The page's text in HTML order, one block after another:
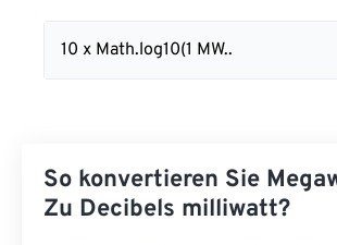
10 x Math.log10(1 MW..
So konvertieren Sie
Zu Decibels milliwatt?